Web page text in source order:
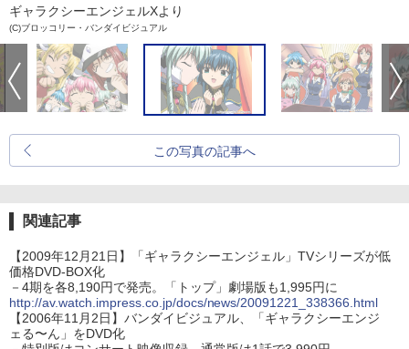
ギャラクシーエンジェルXより
(C)ブロッコリー・バンダイビジュアル
この写真の記事へ
関連記事
【2009年12月21日】「ギャラクシーエンジェル」TVシリーズが低
価格DVD-BOX化
－4期を各8,190円で発売。「トップ」劇場版も1,995円に
http://av.watch.impress.co.jp/docs/news/20091221_338366.html
【2006年11月2日】バンダイビジュアル、「ギャラクシーエンジ
ェる〜ん」をDVD化